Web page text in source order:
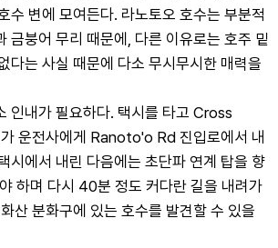
수 변에 모여든다. 라노토오 호수는 부분적
금붕어 무리 때문에, 다른 이유로는 호주 밑
다는 사실 때문에 다소 무시무시한 매력을
인내가 필요하다. 택시를 타고 Cross
운전사에게 Ranoto'o Rd 진입로에서 내
시에서 내린 다음에는 초단파 연계 탑을 향
하며 다시 40분 정도 커다란 길을 내려가
산 분화구에 있는 호수를 발견할 수 있을